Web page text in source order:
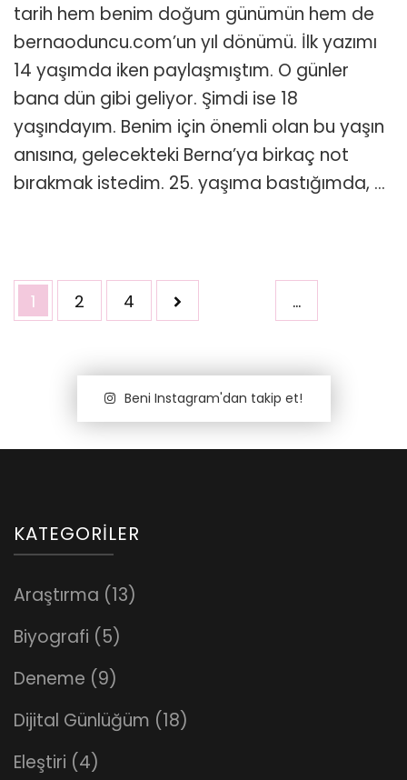
tarih hem benim doğum günümün hem de
bernaoduncu.com’un yıl dönümü. İlk yazımı
14 yaşımda iken paylaşmıştım. O günler
bana dün gibi geliyor. Şimdi ise 18
yaşındayım. Benim için önemli olan bu yaşın
anısına, gelecekteki Berna’ya birkaç not
bırakmak istedim. 25. yaşıma bastığımda, …
Yazı
dolaşımı
Sayfa
1 Sayfa
2 …
Sayfa
4
Beni Instagram'dan takip et!
KATEGORILER
Araştırma (13)
Biyografi (5)
Deneme (9)
Dijital Günlüğüm (18)
Eleştiri (4)